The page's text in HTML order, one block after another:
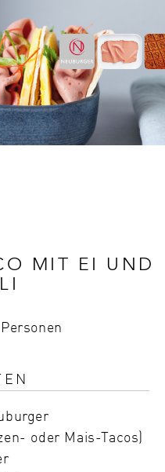
MIT EI UND
oder Mais-Tacos)